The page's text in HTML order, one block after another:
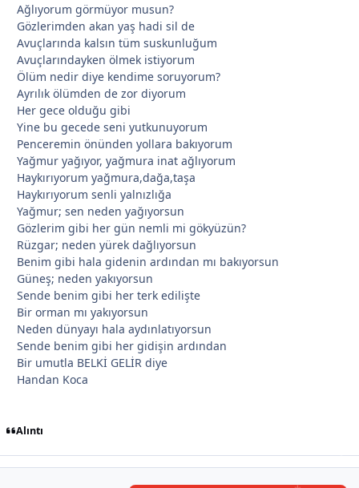
Ağlıyorum görmüyor musun?
Gözlerimden akan yaş hadi sil de
Avuçlarında kalsın tüm suskunluğum
Avuçlarındayken ölmek istiyorum
Ölüm nedir diye kendime soruyorum?
Ayrılık ölümden de zor diyorum
Her gece olduğu gibi
Yine bu gecede seni yutkunuyorum
Penceremin önünden yollara bakıyorum
Yağmur yağıyor, yağmura inat ağlıyorum
Haykırıyorum yağmura,dağa,taşa
Haykırıyorum senli yalnızlığa
Yağmur; sen neden yağıyorsun
Gözlerim gibi her gün nemli mi gökyüzün?
Rüzgar; neden yürek dağlıyorsun
Benim gibi hala gidenin ardından mı bakıyorsun
Güneş; neden yakıyorsun
Sende benim gibi her terk edilişte
Bir orman mı yakıyorsun
Neden dünyayı hala aydınlatıyorsun
Sende benim gibi her gidişin ardından
Bir umutla BELKİ GELİR diye
Handan Koca
Alıntı
*